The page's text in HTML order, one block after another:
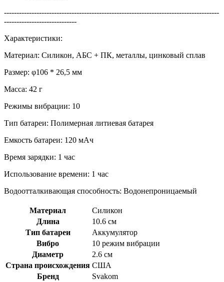
--------------------------------------------------------------------------------------
-----------------------------
Характеристики:
Материал: Силикон, АБС + ПК, металлы, цинковый сплав
Размер: φ106 * 26,5 мм
Масса: 42 г
Режимы вибрации: 10
Тип батареи: Полимерная литиевая батарея
Емкость батареи: 120 мАч
Время зарядки: 1 час
Использование времени: 1 час
Водоотталкивающая способность: Водонепроницаемый
Материал
Силикон
Длина
10.6 см
Тип батареи
Аккумулятор
Вибро
10 режим вибрации
Диаметр
2.6 см
Страна происхождения США
Бренд
Svakom